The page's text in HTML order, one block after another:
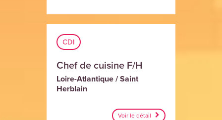
CDI
Chef de cuisine F/H
Loire-Atlantique / Saint
Herblain
Voir le détail